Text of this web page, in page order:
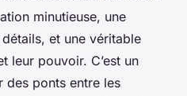
minutieuse, une
et une véritable
leur pouvoir. C’est un
des ponts entre les